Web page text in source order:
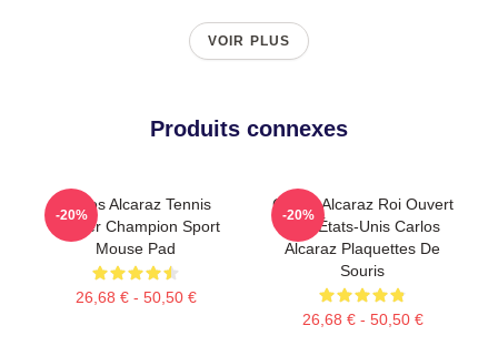
VOIR PLUS
Produits connexes
Carlos Alcaraz Tennis
Winner Champion Sport
Mouse Pad
26,68 € - 50,50 €
-20%
Carlos Alcaraz Roi Ouvert
Des États-Unis Carlos
Alcaraz Plaquettes De
Souris
26,68 € - 50,50 €
-20%